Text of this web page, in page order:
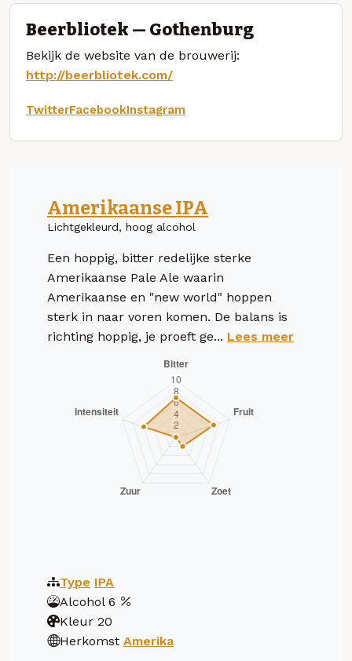
Beerbliotek — Gothenburg
Bekijk de website van de brouwerij:
http://beerbliotek.com/
TwitterFacebookInstagram
Amerikaanse IPA
Lichtgekleurd, hoog alcohol
Een hoppig, bitter redelijke sterke
Amerikaanse Pale Ale waarin
Amerikaanse en "new world" hoppen
sterk in naar voren komen. De balans is
richting hoppig, je proeft ge... Lees meer
Type IPA
Alcohol 6
Kleur 20
Herkomst Amerika